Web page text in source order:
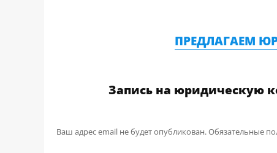
ПРЕДЛАГАЕМ
Запись на юридическую
Ваш адрес email не будет опубликован.Обязательные